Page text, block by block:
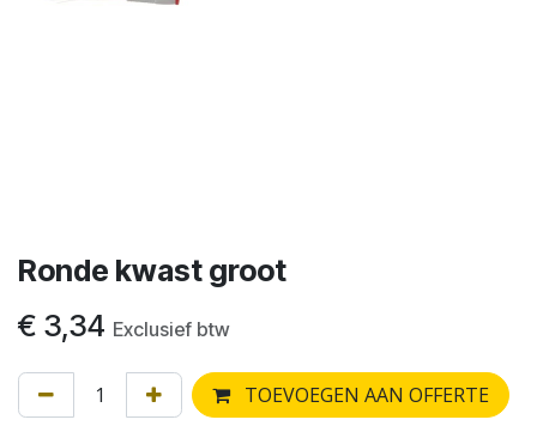
Ronde kwast groot
€ 3,34 Exclusief btw
TOEVOEGEN AAN OFFERTE